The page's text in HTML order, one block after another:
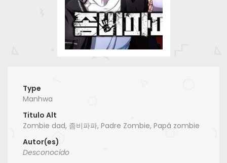
Type
Manhwa
Titulo Alt
Zombie dad, 좀비파파, Padre Zombie, Papá zombie
Autor(es)
Desconocido